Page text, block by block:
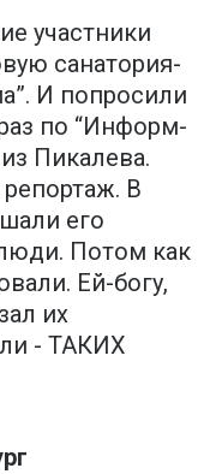
участники
санатория-
И попросили
по “Информ-
Пикалева.
В
его
Потом как
Ей-богу,
их
- ТАКИХ